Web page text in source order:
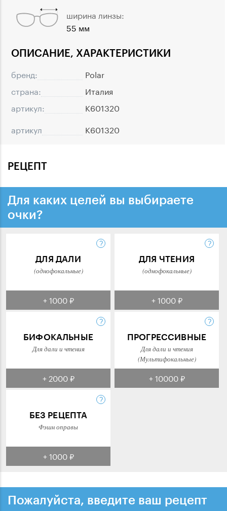
ОПИСАНИЕ, ХАРАКТЕРИСТИКИ
бренд:
Polar
страна:
Италия
артикул:
K601320
артикул
K601320
ширина линзы:
55 мм
РЕЦЕПТ
Для каких целей вы выбираете
очки?
ДЛЯ ДАЛИ
(однофокальные)
+ 1000 ₽
ДЛЯ ЧТЕНИЯ
(однофокальные)
+ 1000 ₽
БИФОКАЛЬНЫЕ
Для дали и чтения
+ 2000 ₽
ПРОГРЕССИВНЫЕ
Для дали и чтения
(Мультифокальные)
+ 10000 ₽
БЕЗ РЕЦЕПТА
Фэшн оправы
+ 1000 ₽
Пожалуйста, введите ваш рецепт